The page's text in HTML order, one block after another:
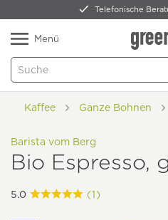
Telefonische
Menü
Kaffee Ganze Bohnen
Barista vom Berg
Bio Espresso,
5.0 (1)